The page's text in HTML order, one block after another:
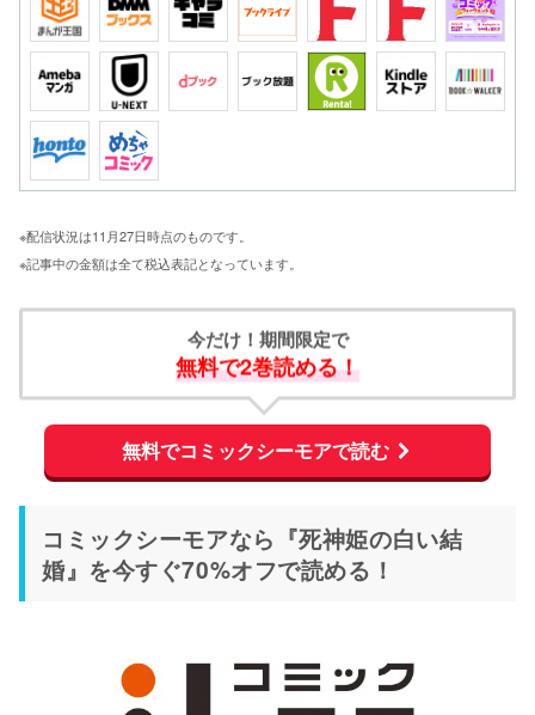
※配信状況は11月27日時点のものです。
※記事中の金額は全て税込表記となっています。
今だけ！期間限定で
無料で2巻読める！
無料でコミックシーモアで読む
コミックシーモアなら『死神姫の白い結
婚』を今すぐ70%オフで読める！